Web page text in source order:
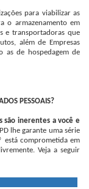
para viabilizar as
o armazenamento em
e transportadoras que
além de Empresas
as de hospedagem de
PESSOAIS?
são inerentes a você e
lhe garante uma série
está comprometida em
Veja a seguir